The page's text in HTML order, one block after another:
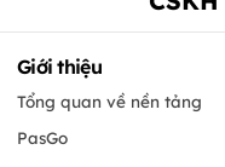
Giới thiệu
Tổng quan về nền tảng
PasGo